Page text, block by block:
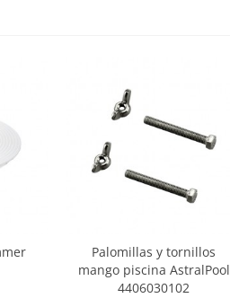
Palomillas y tornillos
mango piscina AstralPool
4406030102